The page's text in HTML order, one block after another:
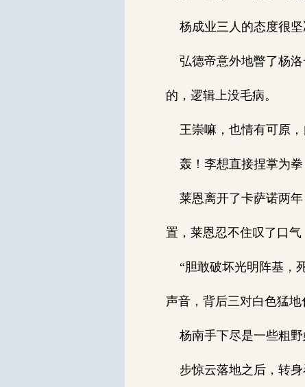
杨成业三人的态度很坚
弘德帝意外地瞥了杨洛
的，逻辑上没毛病。
王崇嘛，也情有可原，
轰！李想直接捏掌为拳
莱恩离开了卡萨诺两年
置，莱恩忍不住叹了口气
“胆敢破坏光明阵基，
声音，背后三对白色猛
杨南手下尽是一些粗野
步惊云落地之后，转身